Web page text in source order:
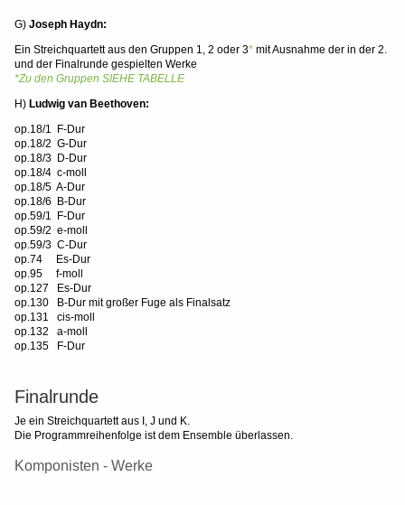
G) Joseph Haydn:
Ein Streichquartett aus den Gruppen 1, 2 oder 3* mit Ausnahme der in der 2.
und der Finalrunde gespielten Werke
*Zu den Gruppen SIEHE TABELLE
H) Ludwig van Beethoven:
op.18/1 F-Dur
op.18/2 G-Dur
op.18/3 D-Dur
op.18/4 c-moll
op.18/5 A-Dur
op.18/6 B-Dur
op.59/1 F-Dur
op.59/2 e-moll
op.59/3 C-Dur
op.74 Es-Dur
op.95 f-moll
op.127 Es-Dur
op.130 B-Dur mit großer Fuge als Finalsatz
op.131 cis-moll
op.132 a-moll
op.135 F-Dur
Finalrunde
Je ein Streichquartett aus I, J und K.
Die Programmreihenfolge ist dem Ensemble überlassen.
Komponisten - Werke